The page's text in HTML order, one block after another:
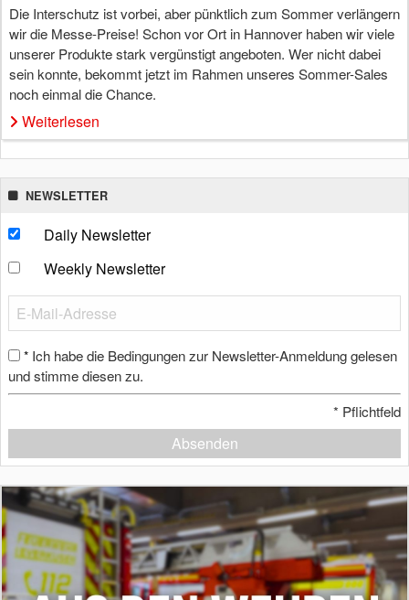
Die Interschutz ist vorbei, aber pünktlich zum Sommer verlängern
wir die Messe-Preise! Schon vor Ort in Hannover haben wir viele
unserer Produkte stark vergünstigt angeboten. Wer nicht dabei
sein konnte, bekommt jetzt im Rahmen unseres Sommer-Sales
noch einmal die Chance.
Weiterlesen
NEWSLETTER
Daily Newsletter
Weekly Newsletter
* Ich habe die Bedingungen zur Newsletter-Anmeldung gelesen
und stimme diesen zu.
* Pflichtfeld
Absenden